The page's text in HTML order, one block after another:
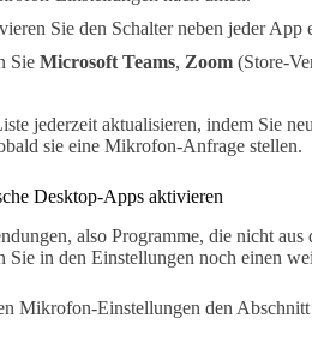
Sie den Schalter neben jeder App
Sie Microsoft Teams, Zoom (Store-
jederzeit aktualisieren, indem Sie
sie eine Mikrofon-Anfrage stellen.
Desktop-Apps aktivieren
also Programme, die nicht
Sie in den Einstellungen noch einen
Mikrofon-Einstellungen den Abschnitt